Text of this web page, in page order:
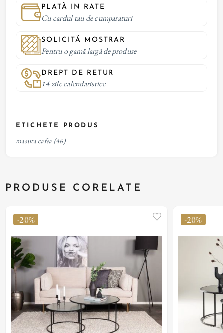
PLATĂ IN RATE
Cu cardul tau de cumparaturi
SOLICITĂ MOSTRAR
Pentru o gamă largă de produse
DREPT DE RETUR
14 zile calendaristice
ETICHETE PRODUS
masuta cafea (46)
PRODUSE CORELATE
-20% -20%